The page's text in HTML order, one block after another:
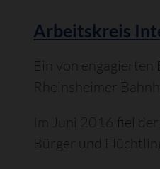
Arbeitskreis
Ein von
Rheinsheimer
Im Juni 2016 fiel
Bürger und